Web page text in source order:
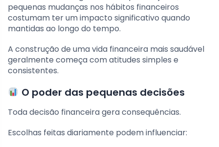
pequenas mudanças nos hábitos financeiros
costumam ter um impacto significativo quando
mantidas ao longo do tempo.
A construção de uma vida financeira mais saudável
geralmente começa com atitudes simples e
consistentes.
O poder das pequenas decisões
Toda decisão financeira gera consequências.
Escolhas feitas diariamente podem influenciar: